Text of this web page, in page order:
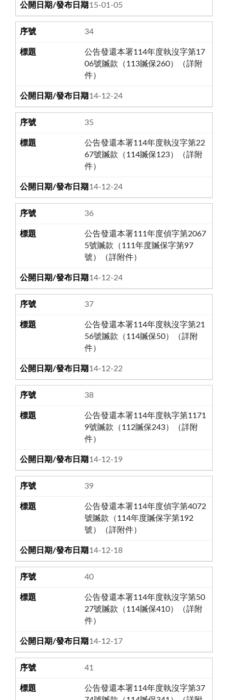
115-01-05
34
公告發還本署114年度執沒字第17
06號贓款（113贓保260）（詳附
件）
114-12-24
35
公告發還本署114年度執沒字第22
67號贓款（114贓保123）（詳附
件）
114-12-24
36
公告發還本署111年度偵字第2067
5號贓款（111年度贓保字第97
號）（詳附件）
114-12-24
37
公告發還本署114年度執沒字第21
56號贓款（114贓保50）（詳附
件）
114-12-22
38
公告發還本署114年度執字第1171
9號贓款（112贓保243）（詳附
件）
114-12-19
39
公告發還本署114年度偵字第4072
號贓款（114年度贓保字第192
號）（詳附件）
114-12-18
40
公告發還本署114年度執沒字第50
27號贓款（114贓保410）（詳附
件）
114-12-17
41
公告發還本署114年度執沒字第37